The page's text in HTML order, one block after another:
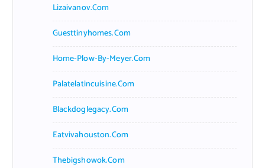
Lizaivanov.com
Guesttinyhomes.com
Home-Plow-By-Meyer.com
Palatelatincuisine.com
Blackdoglegacy.com
Eatvivahouston.com
Thebigshowok.com